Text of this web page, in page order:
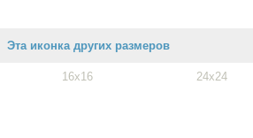
Эта иконка других размеров
16x16 24x24